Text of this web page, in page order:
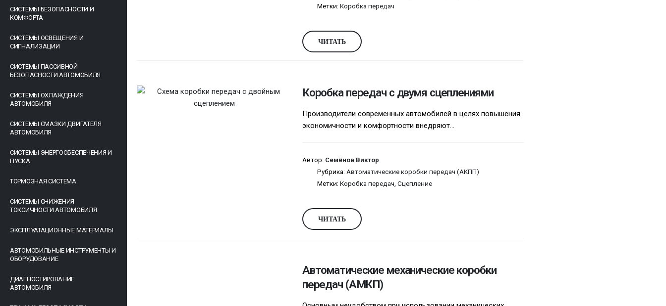
СИСТЕМЫ БЕЗОПАСНОСТИ И
КОМФОРТА
СИСТЕМЫ ОСВЕЩЕНИЯ И
СИГНАЛИЗАЦИИ
СИСТЕМЫ ПАССИВНОЙ
БЕЗОПАСНОСТИ АВТОМОБИЛЯ
СИСТЕМЫ ОХЛАЖДЕНИЯ
АВТОМОБИЛЯ
СИСТЕМЫ СМАЗКИ ДВИГАТЕЛЯ
АВТОМОБИЛЯ
СИСТЕМЫ ЭНЕРГООБЕСПЕЧЕНИЯ И
ПУСКА
ТОРМОЗНАЯ СИСТЕМА
СИСТЕМЫ СНИЖЕНИЯ
ТОКСИЧНОСТИ АВТОМОБИЛЯ
ЭКСПЛУАТАЦИОННЫЕ МАТЕРИАЛЫ
АВТОМОБИЛЬНЫЕ ИНСТРУМЕНТЫ И
ОБОРУДОВАНИЕ
ДИАГНОСТИРОВАНИЕ
АВТОМОБИЛЯ
Метки: Коробка передач
ЧИТАТЬ
Коробка передач с двумя сцеплениями
Производители современных автомобилей в целях повышения
экономичности и комфортности внедряют...
Автор: Семёнов Виктор
Рубрика: Автоматические коробки передач (АКПП)
Метки: Коробка передач Сцепление
ЧИТАТЬ
Автоматические механические коробки
передач (АМКП)